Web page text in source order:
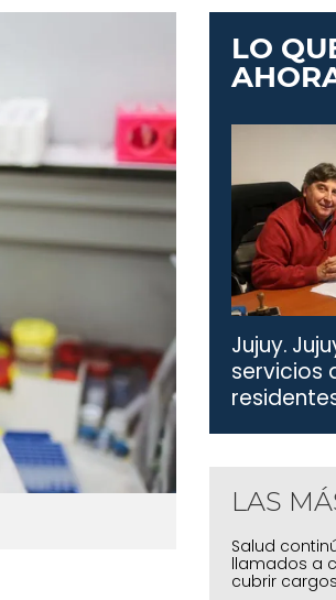
LO
Jujuy.
servicios
LAS
Salud
llamados a
cubrir